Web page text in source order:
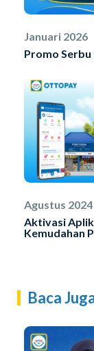
Januari 2026
Promo
Agustus 2024
Aktivasi
Kemudahan
Baca